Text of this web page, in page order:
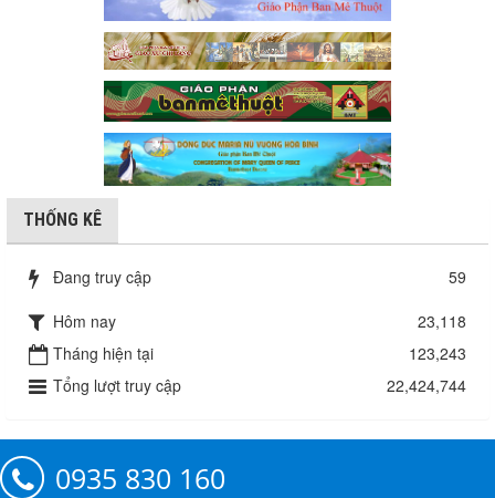
THỐNG KÊ
Đang truy cập
59
Hôm nay
23,118
Tháng hiện tại
123,243
Tổng lượt truy cập
22,424,744
0935 830 160